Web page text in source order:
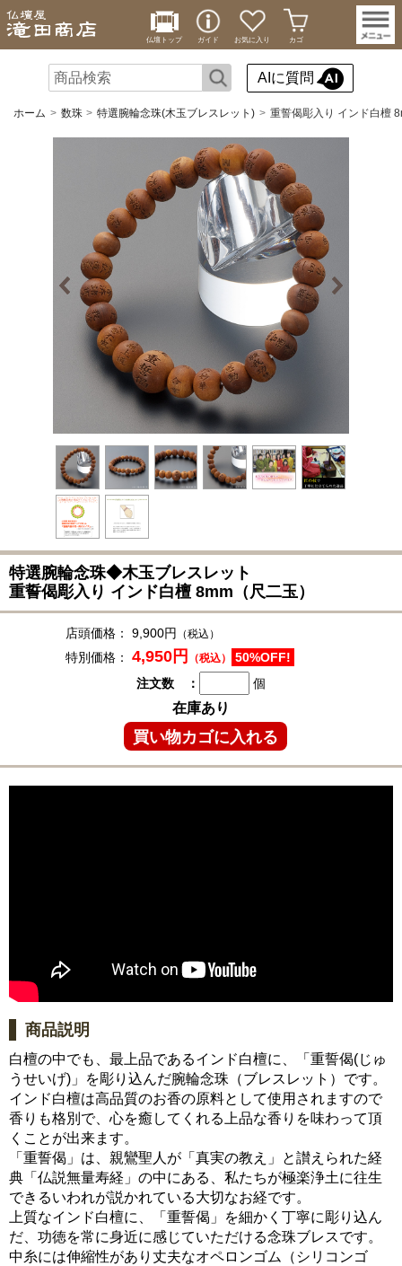
仏壇トップ ガイド お気に入り カゴ
AIに質問
ホーム 数珠 特選腕輪念珠(木玉ブレスレット) 重誓偈彫入り インド白檀
特選腕輪念珠◆木玉ブレスレット
重誓偈彫入り インド白檀 8mm（尺二玉）
店頭価格： 9,900円 （税込）
特別価格： 4,950円 （税込）
50%OFF!
注文数 ：
個
在庫あり
商品説明
白檀の中でも、最上品であるインド白檀に、「重誓偈(じゅ
うせいげ)」を彫り込んだ腕輪念珠（ブレスレット）です。
インド白檀は高品質のお香の原料として使用されますので
香りも格別で、心を癒してくれる上品な香りを味わって頂
くことが出来ます。
「重誓偈」は、親鸞聖人が「真実の教え」と讃えられた経
典「仏説無量寿経」の中にある、私たちが極楽浄土に往生
できるいわれが説かれている大切なお経です。
上質なインド白檀に、「重誓偈」を細かく丁寧に彫り込ん
だ、功徳を常に身近に感じていただける念珠ブレスです。
中糸には伸縮性があり丈夫なオペロンゴム（シリコンゴ